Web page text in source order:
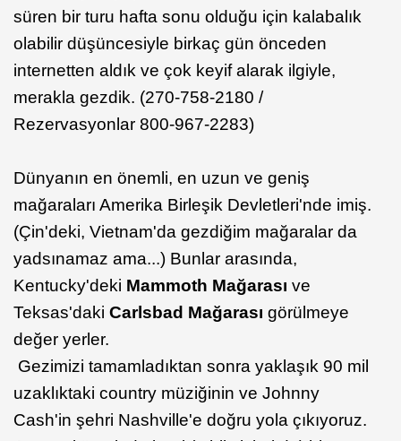
süren bir turu hafta sonu olduğu için kalabalık
olabilir düşüncesiyle birkaç gün önceden
internetten aldık ve çok keyif alarak ilgiyle,
merakla gezdik. (270-758-2180 /
Rezervasyonlar 800-967-2283)
Dünyanın en önemli, en uzun ve geniş
mağaraları Amerika Birleşik Devletleri'nde imiş.
(Çin'deki, Vietnam'da gezdiğim mağaralar da
yadsınamaz ama...) Bunlar arasında,
Kentucky'deki Mammoth Mağarası ve
Teksas'daki Carlsbad Mağarası görülmeye
değer yerler.
Gezimizi tamamladıktan sonra yaklaşık 90 mil
uzaklıktaki country müziğinin ve Johnny
Cash'in şehri Nashville'e doğru yola çıkıyoruz.